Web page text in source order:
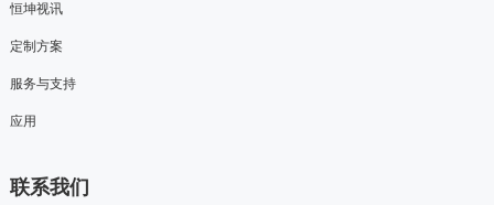
恒坤视讯
定制方案
服务与支持
应用
联系我们